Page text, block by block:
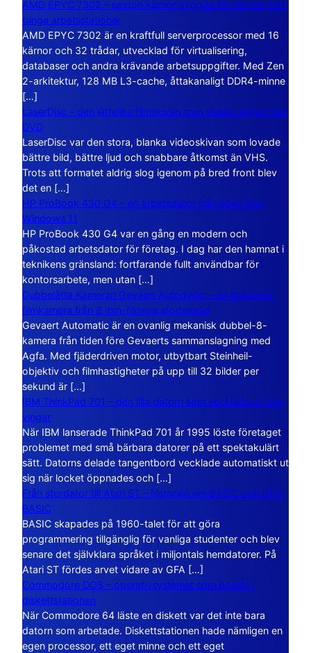
AMD EPYC 7302 – sexton kärnor byggda för servrar och
tunga arbetsstationer
AMD EPYC 7302 är en kraftfull serverprocessor med 16
kärnor och 32 trådar, utvecklad för virtualisering,
databaser och andra krävande arbetsuppgifter. Med Zen
2-arkitektur, 128 MB L3-cache, åttakanaligt DDR4-minne
[…]
LaserDisc – den jättelika filmskivan som visade vägen mot
DVD
LaserDisc var den stora, blanka videoskivan som lovade
bättre bild, bättre ljud och snabbare åtkomst än VHS.
Trots att formatet aldrig slog igenom på bred front blev
det en […]
HP ProBook 430 G4 – en arbetsdator från tiden före
Windows 11
HP ProBook 430 G4 var en gång en modern och
påkostad arbetsdator för företag. I dag har den hamnat i
teknikens gränsland: fortfarande fullt användbar för
kontorsarbete, men utan […]
Dubbelåtta Kameran Gevaert Automatic – en mekanisk
filmkamera från 8 mm-filmens storhetstid
Gevaert Automatic är en ovanlig mekanisk dubbel-8-
kamera från tiden före Gevaerts sammanslagning med
Agfa. Med fjäderdriven motor, utbytbart Steinheil-
objektiv och filmhastigheter på upp till 32 bilder per
sekund är […]
IBM ThinkPad 701 – den lilla datorn som vecklade ut sina
vingar
När IBM lanserade ThinkPad 701 år 1995 löste företaget
problemet med små bärbara datorer på ett spektakulärt
sätt. Datorns delade tangentbord vecklade automatiskt ut
sig när locket öppnades och […]
Från stordator till Atari ST – historien om BASIC och GFA
BASIC
BASIC skapades på 1960-talet för att göra
programmering tillgänglig för vanliga studenter och blev
senare det självklara språket i miljontals hemdatorer. På
Atari ST fördes arvet vidare av GFA […]
Commodore DOS – operativsystemet som bodde i
diskettstationen
När Commodore 64 läste en diskett var det inte bara
datorn som arbetade. Diskettstationen hade nämligen en
egen processor, ett eget minne och ett eget